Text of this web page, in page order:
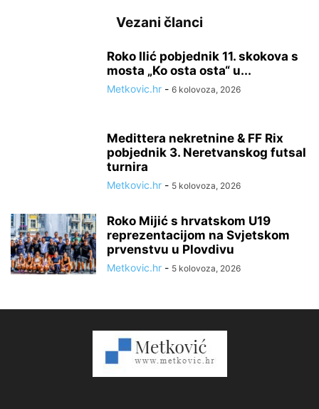
Vezani članci
Roko Ilić pobjednik 11. skokova s
mosta „Ko osta osta“ u...
Metkovic.hr - 6 kolovoza, 2026
Medittera nekretnine & FF Rix
pobjednik 3. Neretvanskog futsal
turnira
Metkovic.hr - 5 kolovoza, 2026
Roko Mijić s hrvatskom U19
reprezentacijom na Svjetskom
prvenstvu u Plovdivu
Metkovic.hr - 5 kolovoza, 2026